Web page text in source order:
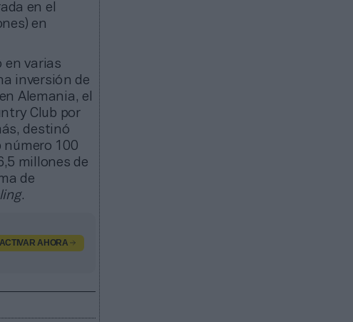
en el
en
en varias
inversión de
Alemania, el
Club por
destinó
número 100
millones de
de
.
ACTIVAR AHORA